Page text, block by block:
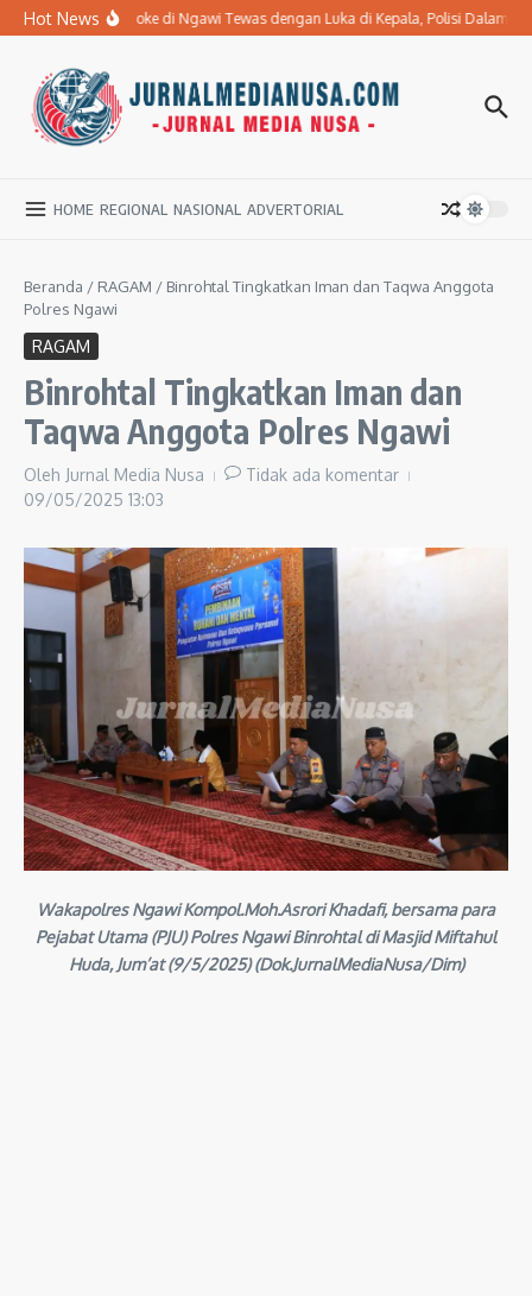
Lewati ke konten
Hot News
Ibu Penderita Stroke di Ngawi Tewas dengan Luka di Kepala, Polisi Dalami
HOME REGIONAL NASIONAL ADVERTORIAL
Beranda / RAGAM / Binrohtal Tingkatkan Iman dan Taqwa Anggota
Polres Ngawi
RAGAM
Binrohtal Tingkatkan Iman dan
Taqwa Anggota Polres Ngawi
Oleh Jurnal Media Nusa
Tidak ada komentar
09/05/2025 13:03
Wakapolres Ngawi Kompol.Moh.Asrori Khadafi, bersama para
Pejabat Utama (PJU) Polres Ngawi Binrohtal di Masjid Miftahul
Huda, Jum’at (9/5/2025) (Dok.JurnalMediaNusa/Dim)